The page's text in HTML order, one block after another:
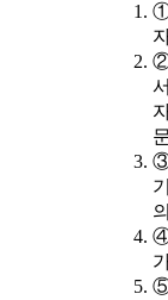
①
②
③
④
⑤